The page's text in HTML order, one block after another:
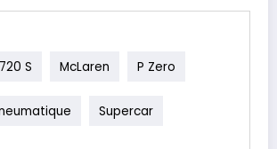
720 S McLaren P Zero
Supercar